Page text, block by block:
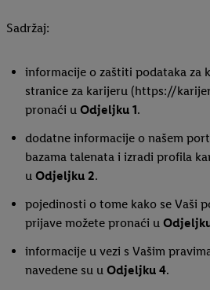
Sadržaj:
informacije o zaštiti podataka za
stranice za karijeru (https://
pronaći u Odjeljku 1.
dodatne informacije o našem
bazama talenata i izradi profila
u Odjeljku 2.
pojedinosti o tome kako se Vaši
prijave možete pronaći u
informacije u vezi s Vašim
navedene su u Odjeljku 4.